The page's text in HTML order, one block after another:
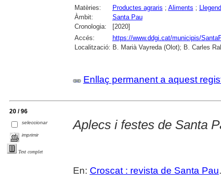
Matèries: Productes agraris ; Aliments ;
Àmbit:
Santa Pau
Cronologia:
[2020]
Accés:
https://www.ddgi.cat/municipis/
Localització: B. Marià Vayreda (Olot); B. Carles
Enllaç permanent a aquest
20 / 96
seleccionar
imprimir
Text complet
Aplecs i festes de Santa
En: Croscat : revista de Santa Pau